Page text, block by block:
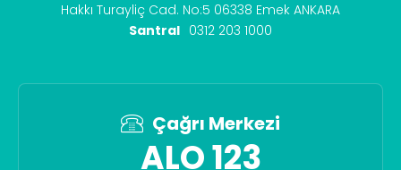
Hakkı Turayliç Cad. No:5 06338 Emek ANKARA
Santral 0312 203 1000
Çağrı Merkezi
ALO 123